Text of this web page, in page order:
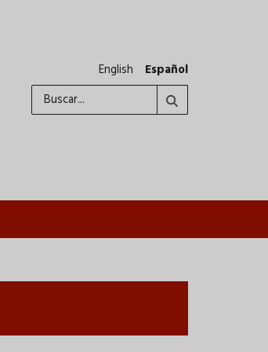
English
Español